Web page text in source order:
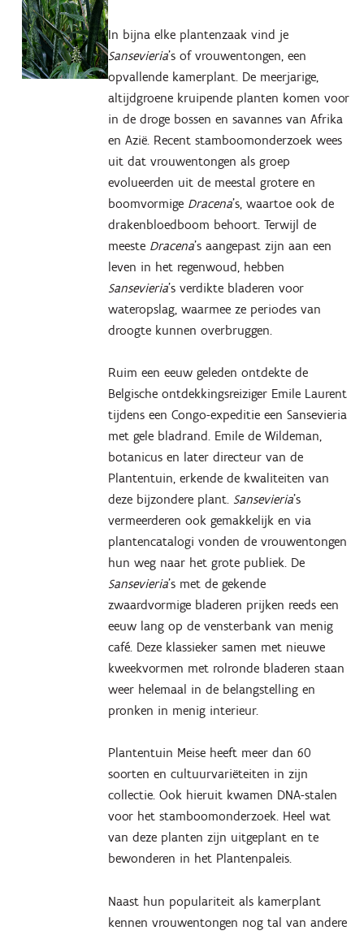
In bijna elke plantenzaak vind je
Sansevieria’s of vrouwentongen, een
opvallende kamerplant. De meerjarige,
altijdgroene kruipende planten komen voor
in de droge bossen en savannes van Afrika
en Azië. Recent stamboomonderzoek wees
uit dat vrouwentongen als groep
evolueerden uit de meestal grotere en
boomvormige Dracena’s, waartoe ook de
drakenbloedboom behoort. Terwijl de
meeste Dracena’s aangepast zijn aan een
leven in het regenwoud, hebben
Sansevieria’s verdikte bladeren voor
wateropslag, waarmee ze periodes van
droogte kunnen overbruggen.
Ruim een eeuw geleden ontdekte de
Belgische ontdekkingsreiziger Emile Laurent
tijdens een Congo-expeditie een Sansevieria
met gele bladrand. Emile de Wildeman,
botanicus en later directeur van de
Plantentuin, erkende de kwaliteiten van
deze bijzondere plant. Sansevieria’s
vermeerderen ook gemakkelijk en via
plantencatalogi vonden de vrouwentongen
hun weg naar het grote publiek. De
Sansevieria’s met de gekende
zwaardvormige bladeren prijken reeds een
eeuw lang op de vensterbank van menig
café. Deze klassieker samen met nieuwe
kweekvormen met rolronde bladeren staan
weer helemaal in de belangstelling en
pronken in menig interieur.
Plantentuin Meise heeft meer dan 60
soorten en cultuurvariëteiten in zijn
collectie. Ook hieruit kwamen DNA-stalen
voor het stamboomonderzoek. Heel wat
van deze planten zijn uitgeplant en te
bewonderen in het Plantenpaleis.
Naast hun populariteit als kamerplant
kennen vrouwentongen nog tal van andere